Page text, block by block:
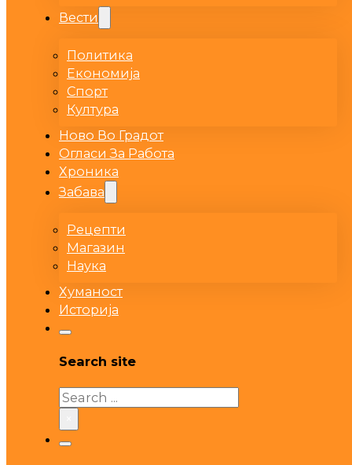
Вести
Политика
Економија
Спорт
Култура
Ново Во Градот
Огласи За Работа
Хроника
Забава
Рецепти
Магазин
Наука
Хуманост
Историја
Search site
Search